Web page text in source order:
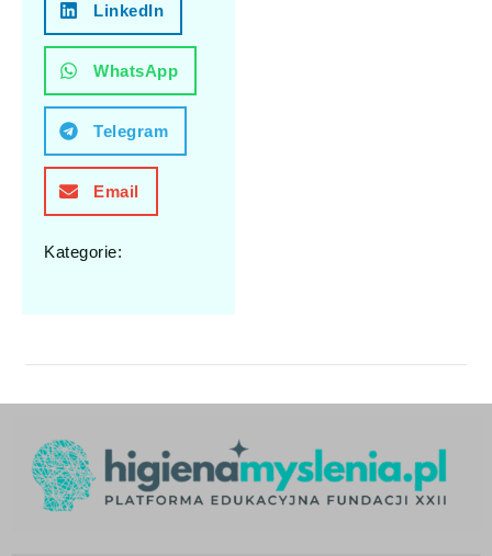
LinkedIn
WhatsApp
Telegram
Email
Kategorie: